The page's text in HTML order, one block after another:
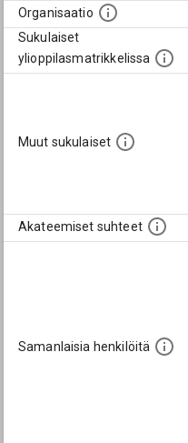
Organisaatio
Sukulaiset
ylioppilasmatrikkelissa
Muut sukulaiset
Akateemiset suhteet
Samanlaisia henkilöitä